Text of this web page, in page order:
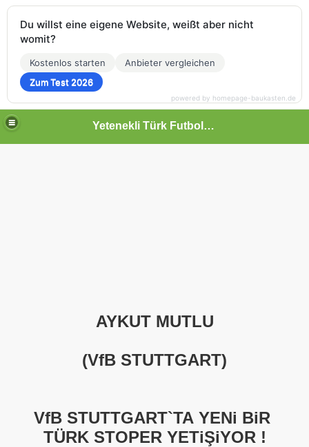
Yetenekli Türk Futbolcular
AYKUT MUTLU
(VfB STUTTGART)
VfB STUTTGART`TA YENi BiR
TÜRK STOPER YETiŞiYOR !
Du willst eine eigene Website, weißt aber nicht
womit?
Kostenlos starten
Anbieter vergleichen
Zum Test 2026
powered by homepage-baukasten.de